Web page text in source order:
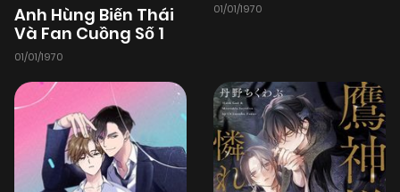
Anh Hùng Biến Thái
Và Fan Cuồng Số 1
01/01/1970
01/01/1970